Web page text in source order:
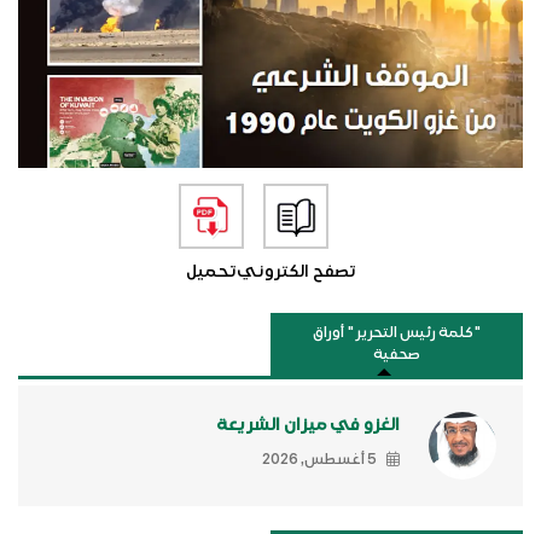
تصفح الكترونيتحميل
"كلمة رئيس التحرير " أوراق
صحفية
الغزو في ميزان الشريعة
5 أغسطس, 2026